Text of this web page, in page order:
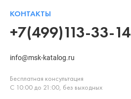
КОНТАКТЫ
+7(499)113-33-14
info@msk-katalog.ru
Бесплатная консультация
С 10:00 до 21:00, без выходных